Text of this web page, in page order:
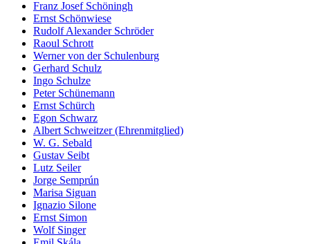
Franz Josef Schöningh
Ernst Schönwiese
Rudolf Alexander Schröder
Raoul Schrott
Werner von der Schulenburg
Gerhard Schulz
Ingo Schulze
Peter Schünemann
Ernst Schürch
Egon Schwarz
Albert Schweitzer (Ehrenmitglied)
W. G. Sebald
Gustav Seibt
Lutz Seiler
Jorge Semprún
Marisa Siguan
Ignazio Silone
Ernst Simon
Wolf Singer